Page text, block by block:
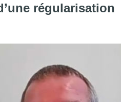
régularisation